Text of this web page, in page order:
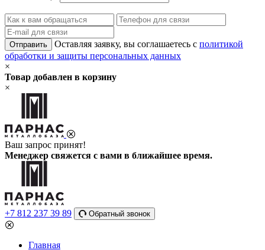
Отправить Оставляя заявку, вы соглашаетесь с политикой
обработки и защиты персональных данных
×
Товар добавлен в корзину
×
Ваш запрос принят!
Менеджер свяжется с вами в ближайшее время.
+7 812 237 39 89 Обратный звонок
Главная